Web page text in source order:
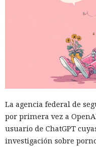
La agencia federal de
por primera vez a
usuario de ChatGPT
investigación sobre